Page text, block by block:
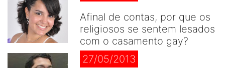
Afinal de contas, por que os
religiosos se sentem lesados
com o casamento gay?
27/05/2013